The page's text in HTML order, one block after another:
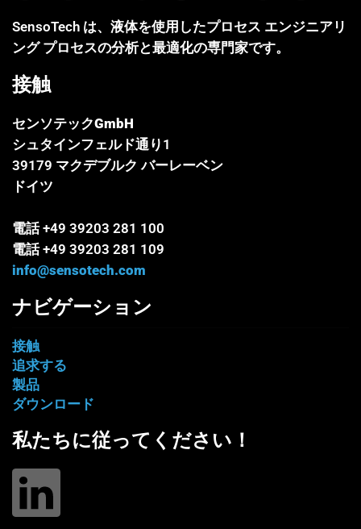
SensoTech は、液体を使用したプロセス エンジニアリ
ング プロセスの分析と最適化の専門家です。
接触
センソテックGmbH
シュタインフェルド通り1
39179 マクデブルク バーレーベン
ドイツ
電話 +49 39203 281 100
電話 +49 39203 281 109
info@sensotech.com
ナビゲーション
接触
追求する
製品
ダウンロード
私たちに従ってください！